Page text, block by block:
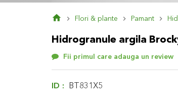
Flori & plante Pamant
Hidrogranule argila
Fii primul care adauga un review
ID BT831X5